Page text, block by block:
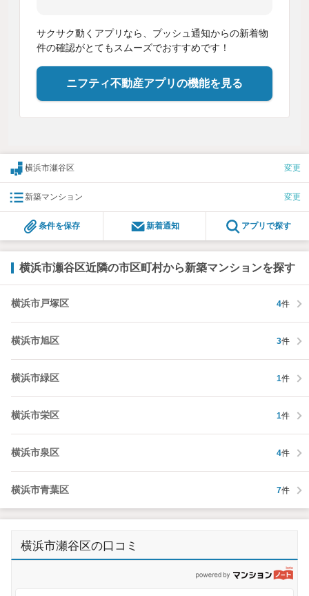
サクサク動くアプリなら、プッシュ通知からの新着物
件の確認がとてもスムーズでおすすめです！
ニフティ不動産アプリの機能を見る
横浜市瀬谷区 変更
新築マンション 変更
条件を保存 新着通知 アプリで探す
横浜市瀬谷区近隣の市区町村から新築マンションを探す
横浜市戸塚区 4件
横浜市旭区 3件
横浜市緑区 1件
横浜市栄区 1件
横浜市泉区 4件
横浜市青葉区 7件
横浜市瀬谷区の口コミ